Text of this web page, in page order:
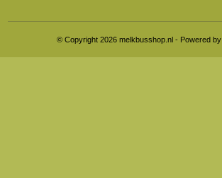
© Copyright 2026 melkbusshop.nl - Powered by